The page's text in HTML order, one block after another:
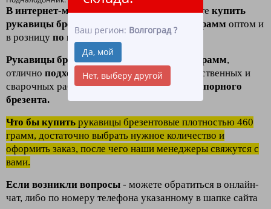
Ваш регион: Волгоград ?
Да, мой
Нет, выберу другой
В интернет-магазине ЛидерТексвы можете купить
рукавицы брезентовые плотностью 460 грамм оптом и
в розницу по низким ценам.
Рукавицы брезентовые плотностью 460 грамм,
отлично подходят длястроительных, хозяйственных и
сварочных работ, изготавливаютсяиз огнеупорного
брезента.
Что бы купить рукавицы брезентовые плотностью 460
грамм, достаточно выбрать нужное количество и
оформить заказ, после чего наши менеджеры свяжутся с
вами.
Если возникли вопросы - можете обратиться в онлайн-
чат, либо по номеру телефона указанному в шапке сайта